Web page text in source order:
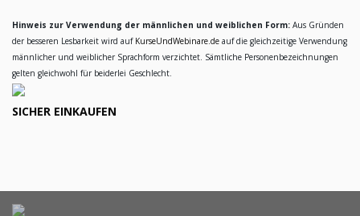
Hinweis zur Verwendung der männlichen und weiblichen Form: Aus Gründen
der besseren Lesbarkeit wird auf KurseUndWebinare.de auf die gleichzeitige Verwendung
männlicher und weiblicher Sprachform verzichtet. Sämtliche Personenbezeichnungen
gelten gleichwohl für beiderlei Geschlecht.
SICHER EINKAUFEN